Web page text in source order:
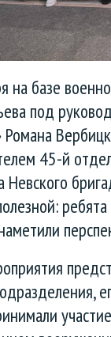
на базе
под
45-й
Невского